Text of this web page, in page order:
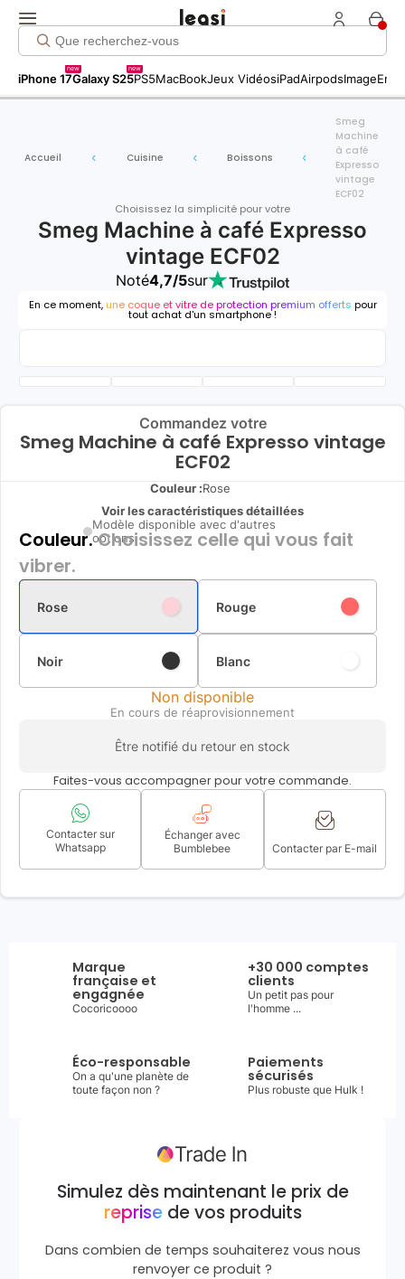
iPhone 17
new
Galaxy S25
new
PS5MacBookJeux VidéosiPadAirpodsImage
Accueil Cuisine Boissons
Smeg
Machine
à café
Expresso
vintage
ECF02
Choisissez la simplicité pour votre
Smeg Machine à café Expresso
vintage ECF02
Noté4,7/5sur
En ce moment, une coque et vitre de protection premium offerts pour
tout achat d'un smartphone !
Commandez votre
Smeg Machine à café Expresso vintage
ECF02
Couleur :Rose
Voir les caractéristiques détaillées
Modèle disponible avec d'autres
options
Couleur.Choisissez celle qui vous fait
vibrer.
Rose Rouge
Noir Blanc
Non disponible
En cours de réaprovisionnement
Être notifié du retour en stock
Faites-vous accompagner pour votre commande.
Contacter sur
Whatsapp
Échanger avec
Bumblebee
Contacter par E-mail
Marque
française et
engagnée
Cocoricoooo
+30 000 comptes
clients
Un petit pas pour
l'homme ...
Éco-responsable
On a qu'une planète de
toute façon non ?
Paiements
sécurisés
Plus robuste que Hulk !
Simulez dès maintenant le prix de
reprisede vos produits
Dans combien de temps souhaiterez vous nous
renvoyer ce produit ?